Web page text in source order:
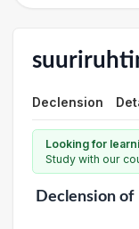
Declension
Looking for
Study with our
Declensionof